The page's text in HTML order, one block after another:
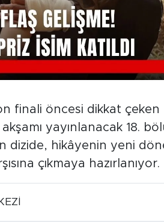
finali öncesi dikkat
yayınlanacak 18.
dizide, hikâyenin yeni
çıkmaya hazırlanıyor.